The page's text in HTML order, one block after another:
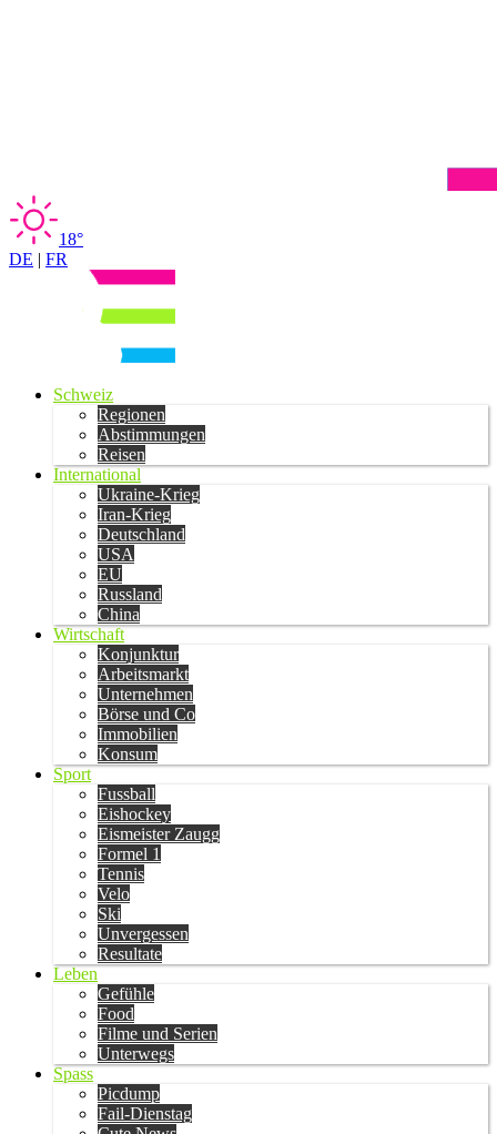
18°
DE | FR
Schweiz
Regionen
Abstimmungen
Reisen
International
Ukraine-Krieg
Iran-Krieg
Deutschland
USA
EU
Russland
China
Wirtschaft
Konjunktur
Arbeitsmarkt
Unternehmen
Börse und Co
Immobilien
Konsum
Sport
Fussball
Eishockey
Eismeister Zaugg
Formel 1
Tennis
Velo
Ski
Unvergessen
Resultate
Leben
Gefühle
Food
Filme und Serien
Unterwegs
Spass
Picdump
Fail-Dienstag